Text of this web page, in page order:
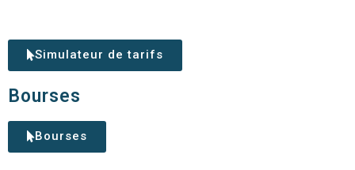
Simulateur de tarifs
Bourses
Bourses